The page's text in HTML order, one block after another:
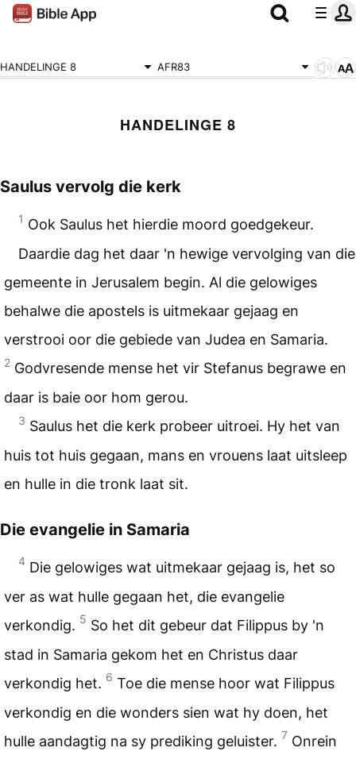
HANDELINGE 8 AFR83
HANDELINGE 8
Saulus vervolg die kerk
1 Ook Saulus het hierdie moord goedgekeur.
Daardie dag het daar 'n hewige vervolging van die
gemeente in Jerusalem begin. Al die gelowiges
behalwe die apostels is uitmekaar gejaag en
verstrooi oor die gebiede van Judea en Samaria.
2 Godvresende mense het vir Stefanus begrawe en
daar is baie oor hom gerou.
3 Saulus het die kerk probeer uitroei. Hy het van
huis tot huis gegaan, mans en vrouens laat uitsleep
en hulle in die tronk laat sit.
Die evangelie in Samaria
4 Die gelowiges wat uitmekaar gejaag is, het so
ver as wat hulle gegaan het, die evangelie
verkondig. 5 So het dit gebeur dat Filippus by 'n
stad in Samaria gekom het en Christus daar
verkondig het. 6 Toe die mense hoor wat Filippus
verkondig en die wonders sien wat hy doen, het
hulle aandagtig na sy prediking geluister. 7 Onrein